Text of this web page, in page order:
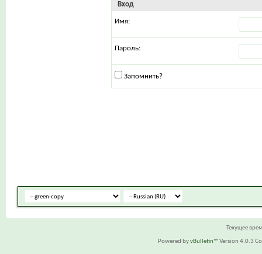
Вход
Имя:
Пароль:
Запомнить?
Текущее
Powered byvBulletin™ Version 4.0.3